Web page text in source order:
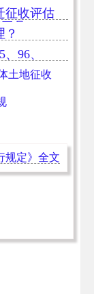
征收评估
具）
96、
土地征收
规定》全文